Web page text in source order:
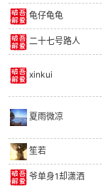
龟仔龟龟
二十七号路人
xinkui
夏雨微凉
笙若
爷单身1却潇洒